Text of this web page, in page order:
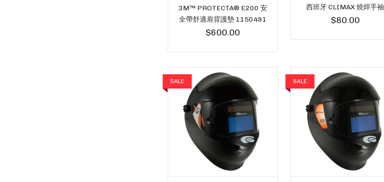
3M™ PROTECTA® E200 安
全帶舒適肩背護墊 1150491
$600.00
西班牙 CLIMAX 燒焊手袖
$80.00
SALE SALE